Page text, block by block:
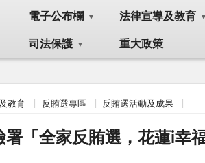
電子公布欄 法律宣導及教育
司法保護 重大政策
教育 反賄選專區 反賄選活動及成果
署「全家反賄選，花蓮i幸